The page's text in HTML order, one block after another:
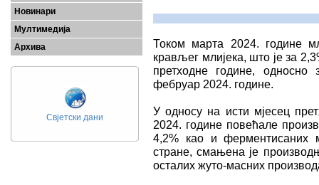
Новинари
Мултимедија
Архива
Свјетски дани
Током марта 2024. године
крављег млијека, што је за
претходне године,
фебруар 2024. године.
У односу на исти мјесец
2024. године повећале
4,2% као и ферментисаних
стране, смањена је
осталих жуто-масних